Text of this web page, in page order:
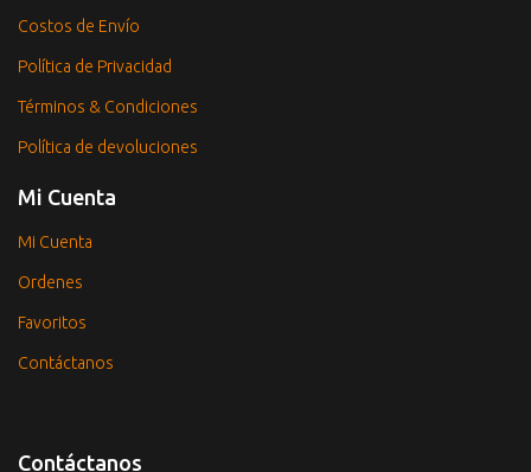
Costos de Envío
Política de Privacidad
Términos & Condiciones
Política de devoluciones
Mi Cuenta
Mi Cuenta
Ordenes
Favoritos
Contáctanos
Contáctanos